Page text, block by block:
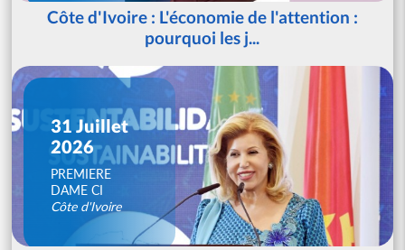
Côte d'Ivoire : L'économie de l'attention :
pourquoi les j...
31 Juillet
2026
PREMIERE
DAME CI
Côte d'Ivoire